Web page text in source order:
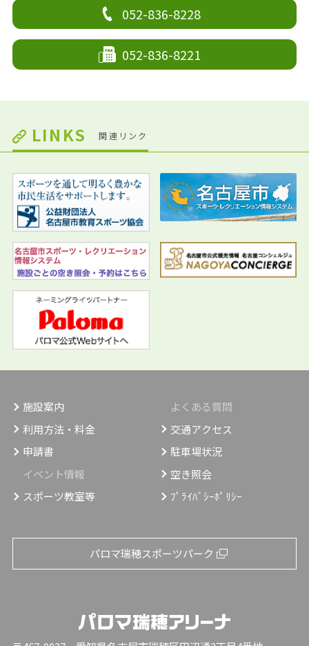
052-836-8228
052-836-8221
LINKS 関連リンク
施設案内
利用方法・料金
申請書
イベント情報
スポーツ教室等
よくある質問
交通アクセス
駐車場状況
空き照会
ﾌﾟﾗｲﾊﾞｼｰﾎﾟﾘｼｰ
パロマ瑞穂スポーツパーク